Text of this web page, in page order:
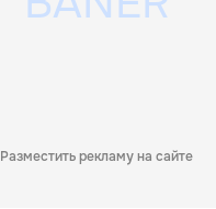
Разместить рекламу на сайте